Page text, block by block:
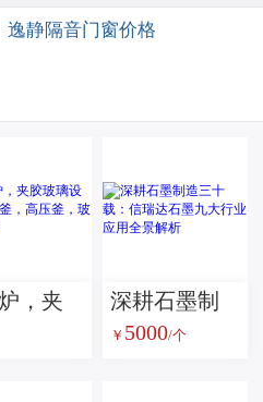
逸静隔音门窗价格
，夹
设
深耕石墨制
造三十载：
￥ 5000/个